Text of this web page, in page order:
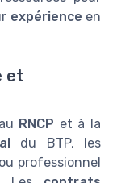
expérience en
et
au RNCP et à la
du BTP, les
ou professionnel